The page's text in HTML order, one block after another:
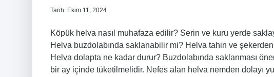
Tarih: Ekim 11, 2024
Köpük helva nasıl muhafaza edilir? Serin ve kuru yerde
Helva buzdolabında saklanabilir mi? Helva tahin ve şekerden
Helva dolapta ne kadar durur? Buzdolabında saklanması
bir ay içinde tüketilmelidir. Nefes alan helva nemden dolayı